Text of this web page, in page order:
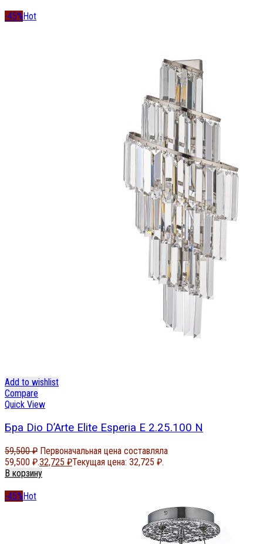
-45% Hot
Add to wishlist
Compare
Quick View
Бра Dio D’Arte Elite Esperia E 2.25.100 N
59,500₽ Первоначальная цена составляла
59,500 ₽.32,725 ₽Текущая цена: 32,725 ₽.
В корзину
-45%Hot